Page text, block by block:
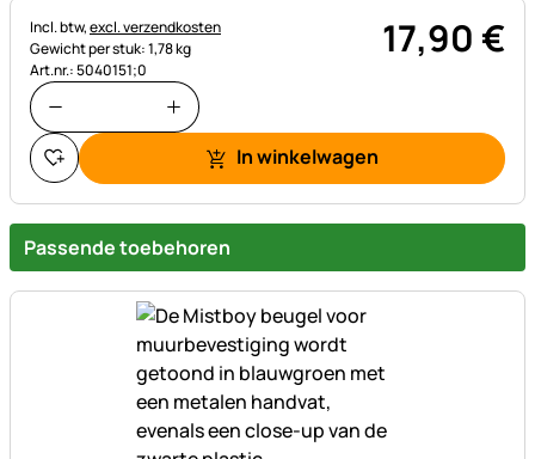
Belastinginformatie:
Incl. btw,excl. verzendkosten
Gewicht per stuk: 1,78 kg
Art.nr.: 5040151;0
17,90€
In winkelwagen
Passende toebehoren